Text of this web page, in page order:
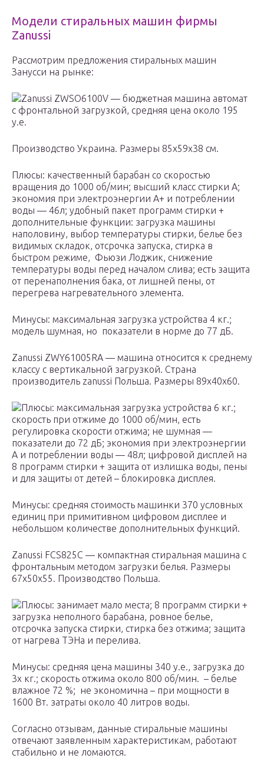
Модели стиральных машин фирмы
Zanussi
Рассмотрим предложения стиральных машин
Занусси на рынке:
Zanussi ZWSO6100V — бюджетная машина автомат
с фронтальной загрузкой, средняя цена около 195
у.е.
Производство Украина. Размеры 85х59х38 см.
Плюсы: качественный барабан со скоростью
вращения до 1000 об/мин; высший класс стирки А;
экономия при электроэнергии А+ и потреблении
воды — 46л; удобный пакет программ стирки +
дополнительные функции: загрузка машины
наполовину, выбор температуры стирки, белье без
видимых складок, отсрочка запуска, стирка в
быстром режиме, Фьюзи Лоджик, снижение
температуры воды перед началом слива; есть защита
от перенаполнения бака, от лишней пены, от
перегрева нагревательного элемента.
Минусы: максимальная загрузка устройства 4 кг.;
модель шумная, но показатели в норме до 77 дБ.
Zanussi ZWY61005RA — машина относится к среднему
классу с вертикальной загрузкой. Страна
производитель zanussi Польша. Размеры 89х40х60.
Плюсы: максимальная загрузка устройства 6 кг.;
скорость при отжиме до 1000 об/мин, есть
регулировка скорости отжима; не шумная —
показатели до 72 дБ; экономия при электроэнергии
А и потреблении воды — 48л; цифровой дисплей на
8 программ стирки + защита от излишка воды, пены
и для защиты от детей – блокировка дисплея.
Минусы: средняя стоимость машинки 370 условных
единиц при примитивном цифровом дисплее и
небольшом количестве дополнительных функций.
Zanussi FCS825C — компактная стиральная машина с
фронтальным методом загрузки белья. Размеры
67х50х55. Производство Польша.
Плюсы: занимает мало места; 8 программ стирки +
загрузка неполного барабана, ровное белье,
отсрочка запуска стирки, стирка без отжима; защита
от нагрева ТЭНа и перелива.
Минусы: средняя цена машины 340 у.е., загрузка до
3х кг.; скорость отжима около 800 об/мин. – белье
влажное 72 %; не экономична – при мощности в
1600 Вт. затраты около 40 литров воды.
Согласно отзывам, данные стиральные машины
отвечают заявленным характеристикам, работают
стабильно и не ломаются.